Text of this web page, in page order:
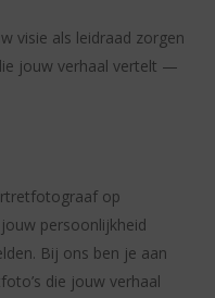
visie als leidraad zorgen
jouw verhaal vertelt —
op
persoonlijkheid
Bij ons ben je aan
die jouw verhaal